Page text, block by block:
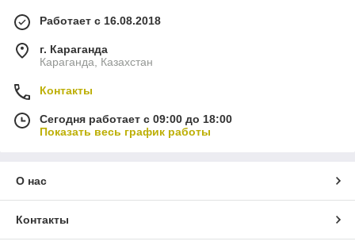
Работает с 16.08.2018
г. Караганда
Караганда, Казахстан
Контакты
Сегодня работает с 09:00 до 18:00
Показать весь график работы
О нас
Контакты